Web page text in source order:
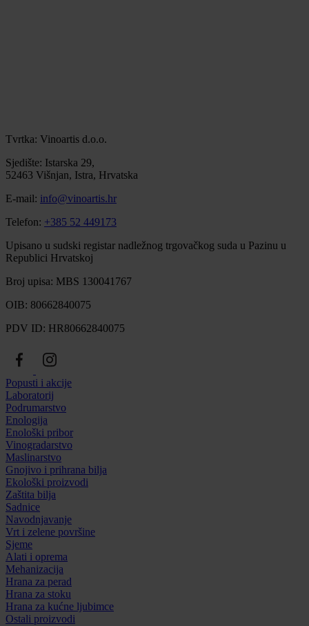
Tvrtka: Vinoartis d.o.o.
Sjedište: Istarska 29,
52463 Višnjan, Istra, Hrvatska
E-mail: info@vinoartis.hr
Telefon: +385 52 449173
Upisano u sudski registar nadležnog trgovačkog suda u Pazinu u
Republici Hrvatskoj
Broj upisa: MBS 130041767
OIB: 80662840075
PDV ID: HR80662840075
Popusti i akcije
Laboratorij
Podrumarstvo
Enologija
Enološki pribor
Vinogradarstvo
Maslinarstvo
Gnojivo i prihrana bilja
Ekološki proizvodi
Zaštita bilja
Sadnice
Navodnjavanje
Vrt i zelene površine
Sjeme
Alati i oprema
Mehanizacija
Hrana za perad
Hrana za stoku
Hrana za kućne ljubimce
Ostali proizvodi